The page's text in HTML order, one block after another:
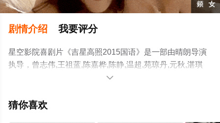
剧情介绍 我要评分
星空影院喜剧片《吉星高照2015国语》是一部由晴朗导演
执导，曾志伟,王祖蓝,陈嘉桦,陈静,温超,苑琼丹,元秋,湛琪
清,黄一山,黄一飞,田启文,刘俊纬,杨奇煜,廖威廉,郑文辉,冯
徐伟栋,陈日丰等演员精彩演绎的香港电影，手机免费观看

猜你喜欢